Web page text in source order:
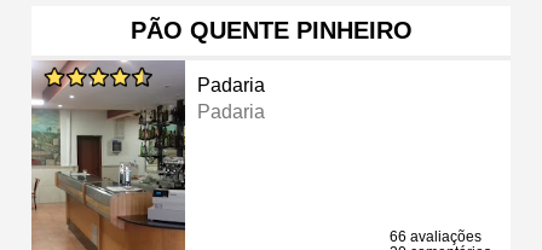
PÃO QUENTE PINHEIRO
Padaria
Padaria
66 avaliações